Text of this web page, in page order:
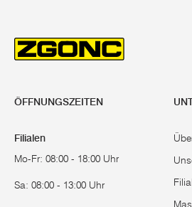
ÖFFNUNGSZEITEN
Filialen
Mo-Fr: 08:00 - 18:00 Uhr
Sa: 08:00 - 13:00 Uhr